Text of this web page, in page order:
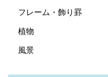
フレーム・飾り罫
植物
風景